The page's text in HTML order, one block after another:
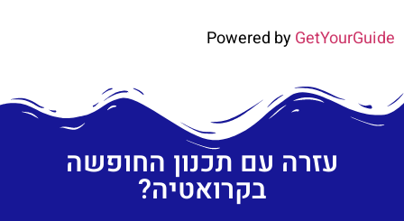
Powered byGetYourGuide
עזרה עם תכנון החופשה
בקרואטיה?